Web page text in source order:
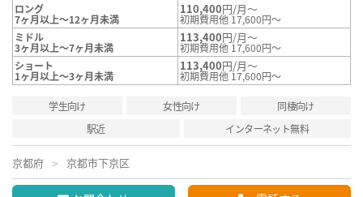
ロング
7ヶ月以上～12ヶ月未満
110,400円/月～
初期費用他 17,600円～
ミドル
3ヶ月以上～7ヶ月未満
113,400円/月～
初期費用他 17,600円～
ショート
1ヶ月以上～3ヶ月未満
113,400円/月～
初期費用他 17,600円～
学生向け 女性向け
同棲向け
駅近
インターネット無料
京都府 京都市下京区